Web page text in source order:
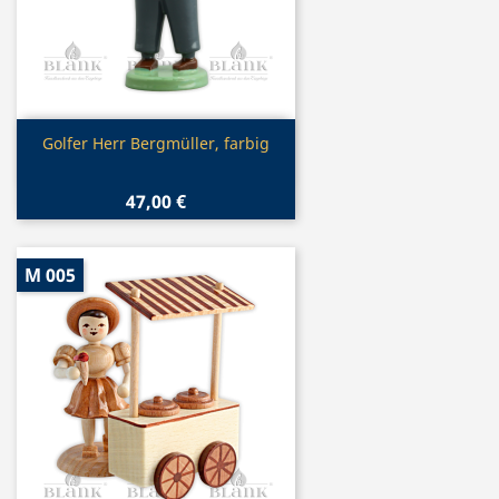
 Vorschau
Golfer Herr Bergmüller, farbig
47,00 €
M 005